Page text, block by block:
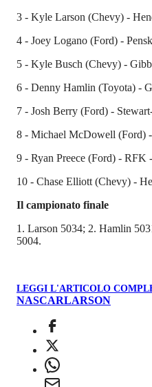
3 - Kyle Larson (Chevy) -
4 - Joey Logano (Ford) -
5 - Kyle Busch (Chevy) -
6 - Denny Hamlin (Toyota) -
7 - Josh Berry (Ford) -
8 - Michael McDowell (Ford)
9 - Ryan Preece (Ford) - RFK
10 - Chase Elliott (Chevy) -
Il campionato finale
1. Larson 5034; 2. Hamlin
5004.
LEGGI L'ARTICOLO
NASCARLARSON